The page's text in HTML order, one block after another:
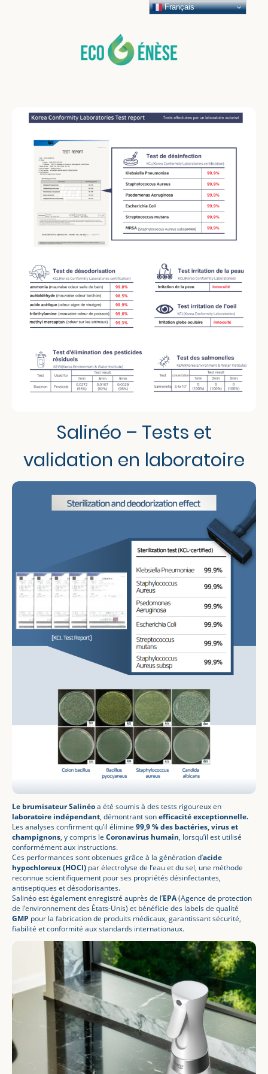
Salinéo – Tests et
validation en laboratoire
Le brumisateur Salinéoa été soumis à des tests rigoureux en
laboratoire indépendant, démontrant sonefficacité exceptionnelle.
Les analyses confirment qu’il élimine 99,9 % des bactéries, virus et
champignons, y compris le Coronavirus humain, lorsqu’il est utilisé
conformément aux instructions.
Ces performances sont obtenues grâce à la génération d’acide
hypochloreux (HOCl) par électrolyse de l’eau et du sel, une méthode
reconnue scientifiquement pour ses propriétés désinfectantes,
antiseptiques et désodorisantes.
Salinéo est également enregistré auprès de l’EPA(Agence de protection
de l’environnement des États-Unis) et bénéficie des labels de qualité
GMP pour la fabrication de produits médicaux, garantissant sécurité,
fiabilité et conformité aux standards internationaux.
Français